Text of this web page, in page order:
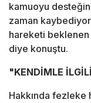
kamuoyu
zaman
hareketi
diye konuştu.
"KENDİMLE
Hakkında fezleke